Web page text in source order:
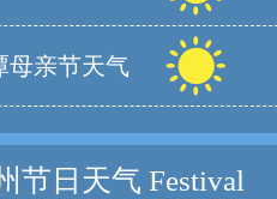
母亲节天气
节日天气 Festival